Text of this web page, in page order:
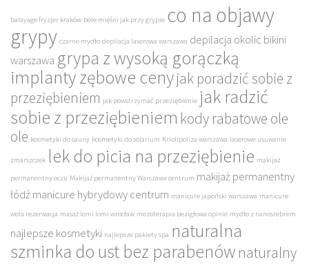
balayage fryzjer kraków bóle mięśni jak przy grypie co na objawy
grypy czarne mydło depilacja laserowa warszawa depilacja okolic bikini
warszawa grypa z wysoką gorączką
implanty zębowe cenyjak poradzić sobie z
przeziębieniem jak powstrzymać przeziębienie jak radzić
sobie z przeziębieniem kody rabatowe ole
ole kosmetyki do sauny kosmetyki do solarium Kriolipoliza warszawa laserowe usuwanie
zmarszczek lek do picia na przeziębienie makijaż
permanentny oczu Makijaż permanentny Warszawa centrum makijaż permanentny
łódź manicure hybrydowy centrum manicure japoński warszawa manicure
wola rezerwacja masaż lomi lomi wrocław mezoterapia bezigłowa opinie mydło z nanosrebrem
najlepsze kosmetyki najlepsze pakiety spa naturalna
szminka do ust bez parabenów naturalny